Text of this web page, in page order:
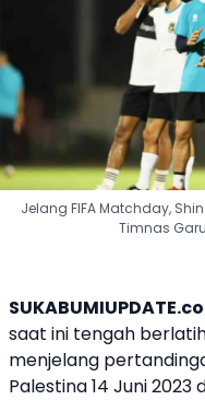
Jelang FIFA Matchday,
Timnas
saat ini tengah
menjelang
Palestina 14 Juni 2023